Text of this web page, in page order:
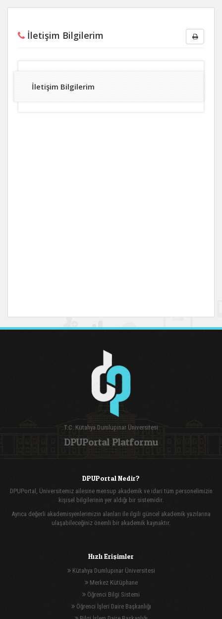
İletişim Bilgilerim
İletişim Bilgilerim
T.C. Kütahya Dumlupınar Üniversitesi
DPUPortal Platformu
DPUPortal Nedir?
DPUPortal, Üniversitemiz ailesine mensup akademik ve idari tüm personelimizin
kişisel bilgilerinin yer aldığı bir sistemidir.
Ayrıca değerli akademisyenlerimizin alanları ile ilgili güncel akademik yazılarına
ulaşabileceğiniz önemli bir akademik kaynaktır.
Hızlı Erişimler
Kütahya Dumlupınar Üniversitesi
Merkez Kütüphane
Öğrenci Bilgi Sistemi
Öğrenci İşleri Daire Başkanlığı